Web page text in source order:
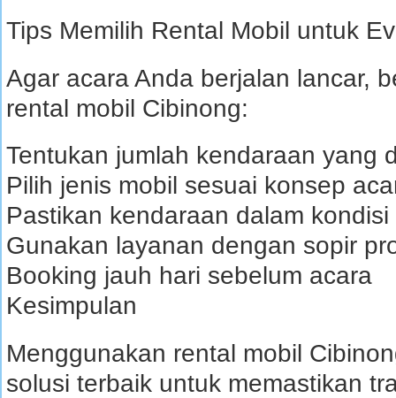
Tips Memilih Rental Mobil untuk
Agar acara Anda berjalan lancar,
rental mobil Cibinong:
Tentukan jumlah kendaraan yang
Pilih jenis mobil sesuai konsep
Pastikan kendaraan dalam kondisi
Gunakan layanan dengan sopir
Booking jauh hari sebelum acara
Kesimpulan
Menggunakan rental mobil
solusi terbaik untuk memastikan